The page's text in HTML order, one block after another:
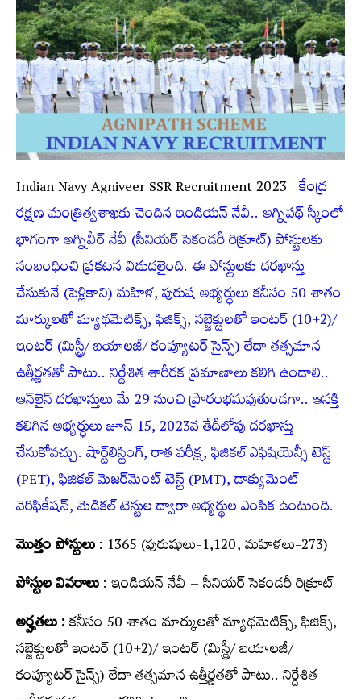
Indian Navy Agniveer SSR Recruitment 2023 |కేంద్ర
రక్షణ మంత్రిత్వశాఖకు చెందిన ఇండియన్‌ నేవీ.. అగ్నిపథ్ స్కీంలో
భాగంగా అగ్నివీర్ నేవీ (సీనియర్‌ సెకండరీ రిక్రూట్‌) పోస్టులకు
సంబంధించి ప్రకటన విడుదలైంది. ఈ పోస్టులకు దరఖాస్తు
చేసుకునే (పెళ్లికాని) మహిళ, పురుష అభ్యర్ధులు కనీసం 50 శాతం
మార్కులతో మ్యాథమెటిక్స్, ఫిజిక్స్, సబ్జెక్టులతో ఇంటర్ (10+2)/
ఇంటర్ (మిస్ట్రీ/ బయాలజీ/ కంప్యూటర్ సైన్స్‌) లేదా తత్సమాన
ఉత్తీర్ణతతో పాటు.. నిర్దేశిత శారీరక ప్రమాణాలు కలిగి ఉండాలి..
ఆన్‌లైన్ దరఖాస్తులు మే 29 నుంచి ప్రారంభమవుతుండగా.. ఆసక్తి
కలిగిన అభ్యర్ధులు జూన్ 15, 2023వ తేదీలోపు దరఖాస్తు
చేసుకోవచ్చు. షార్ట్‌లిస్టింగ్, రాత పరీక్ష, ఫిజికల్ ఎఫిషియెన్సీ టెస్ట్
(PET), ఫిజికల్ మెజర్‌మెంట్ టెస్ట్ (PMT), డాక్యుమెంట్
వెరిఫికేషన్, మెడికల్ టెస్టుల ద్వారా అభ్య‌ర్థుల ఎంపిక ఉంటుంది.
మొత్తం పోస్టులు: 1365 (పురుషులు-1,120, మహిళలు-273)
పోస్టుల వివరాలు: ఇండియన్ నేవీ – సీనియర్‌ సెకండరీ రిక్రూట్‌
అర్హతలు :కనీసం 50 శాతం మార్కులతో మ్యాథమెటిక్స్, ఫిజిక్స్,
సబ్జెక్టులతో ఇంటర్ (10+2)/ ఇంటర్ (మిస్ట్రీ/ బయాలజీ/
కంప్యూటర్ సైన్స్‌) లేదా తత్సమాన ఉత్తీర్ణతతో పాటు.. నిర్దేశిత